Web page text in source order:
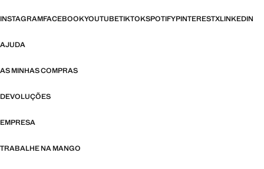
INSTAGRAMFACEBOOKYOUTUBETIKTOKSPOTIFYPINTERESTXLINKEDIN
AJUDA
AS MINHAS COMPRAS
DEVOLUÇÕES
EMPRESA
TRABALHE NA MANGO